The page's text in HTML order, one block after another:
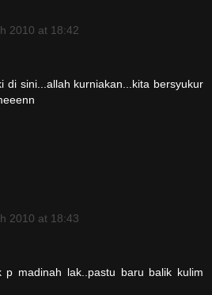
2010 at 18:42
di sini...allah kurniakan...kita bersyukur
2010 at 18:43
p madinah lak..pastu baru balik kulim